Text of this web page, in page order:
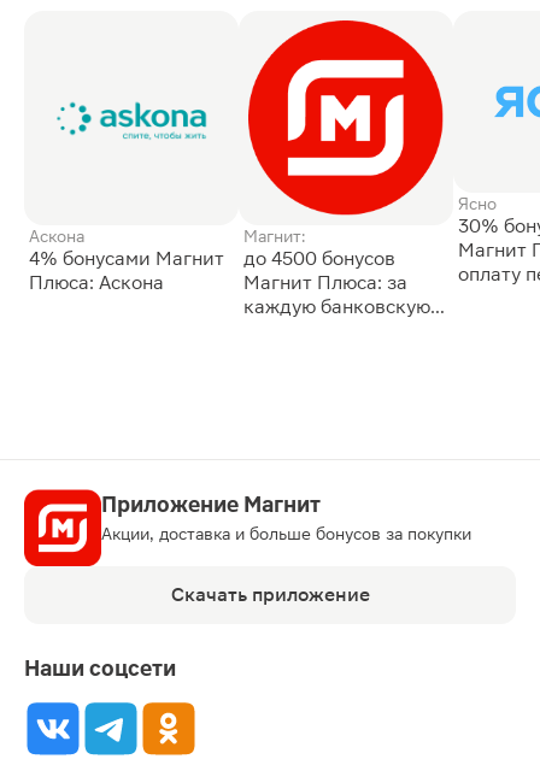
Аскона
4% бонусами Магнит
Плюса: Аскона
Магнит:
до 4500 бонусов
Магнит Плюса: за
каждую банковскую
Ясно
30%
Магнит
оплату
Приложение Магнит
Акции, доставка и больше бонусов за покупки
Скачать приложение
Наши соцсети